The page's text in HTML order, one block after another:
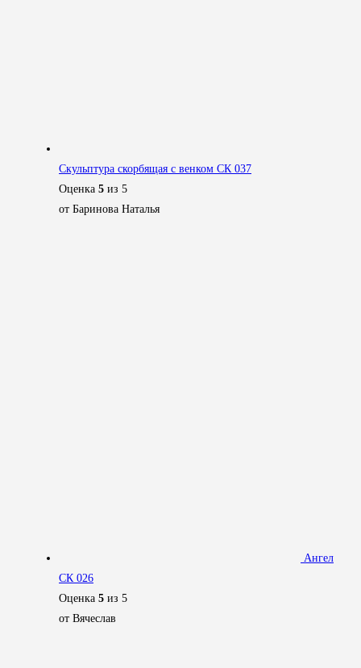
Скульптура скорбящая с венком СК 037
Оценка 5 из 5
от Баринова Наталья
Ангел
СК 026
Оценка 5 из 5
от Вячеслав